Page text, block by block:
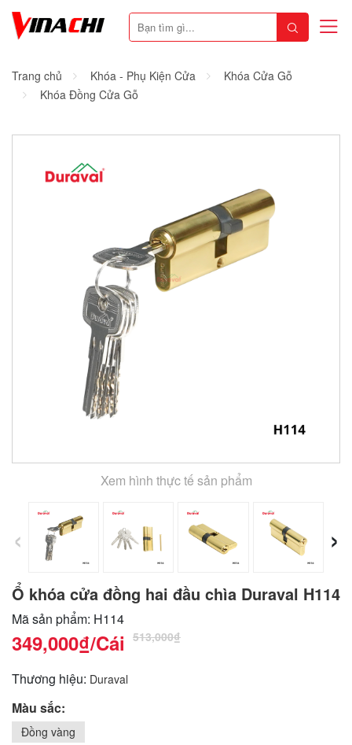
Trang chủ Khóa - Phụ Kiện Cửa
Khóa Cửa Gỗ
Khóa Đồng Cửa Gỗ
Xem hình thực tế sản phẩm
‹ ›
Ổ khóa cửa đồng hai đầu chìa Duraval H114
Mã sản phẩm: H114
349,000₫/Cái 513,000₫
Thương hiệu: Duraval
Màu sắc:
Đồng vàng